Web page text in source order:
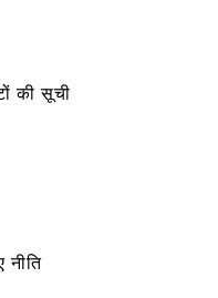
की सूची
नीति